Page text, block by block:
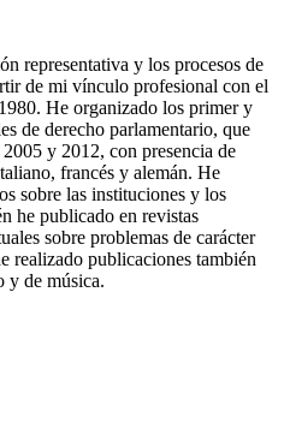
representativa y los procesos de
de mi vínculo profesional con el
He organizado los primer y
de derecho parlamentario, que
y 2012, con presencia de
francés y alemán. He
sobre las instituciones y los
he publicado en revistas
sobre problemas de carácter
realizado publicaciones también
y de música.